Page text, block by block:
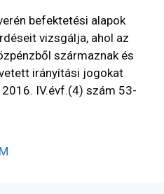
befektetési alapok
vizsgálja, ahol az
származnak és
irányítási jogokat
IV.évf.(4) szám 53-